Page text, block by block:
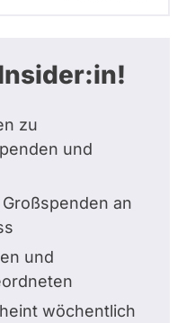
zu
und
an
und
wöchentlich